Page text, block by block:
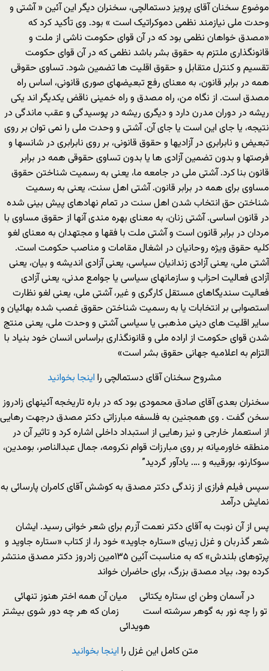
موضوع سخنان آقای پرویز دستمالچی، سخنران دیگر این آئین « آشتی و
وحدت ملی نیازمند نظمی دموکراتیک است » بود. وی تأکید کرد که
«مصدق خواهان نظمی بود که در آن قوای حکومت ناشی از ملت و
قانونگذاری ملتزم به حقوق بشر باشد نظمی که در آن قوای حکومت
تقسیم و کنترل متقابل و حقوق اقلیت ها تضمین شود. تساوی حقوقی
همه در برابر قانون، به معنای رفع تبعیضهای صوری قانونی، اساس راه
مصدق است. از نگاه من، راه مصدق و راه خمینی ناقض یکدیگر اند یکی
ریشه در دوران مدرن دارد و دیگری ریشه در پوسیدگی و عقب ماندگی در
نتیجه، یا جای این است یا جای آن. آشتی و وحدت ملی را نمی توان بر روی
تبعیض و نابرابری در آزادیها و حقوق قانونی، بر روی نابرابری در شانسها و
فرصتها و بدون تضمین آزادی ها یا بدون تساوی حقوقی همه در برابر
قانون بنا کرد. آشتی ملی در جامعه ما، یعنی به رسمیت شناختن حقوق
مساوی برای همه در برابر قانون. آشتی اهل سنت، یعنی به رسمیت
شناختن حق انتخاب شدن اهل سنت در تمام نهادهای پیش بینی شده
در قانون اساسی. آشتی زنان، به معنای بهره مندی آنها از حقوق مساوی با
مردان در برابر قانون است و آشتی ملت با فقها و مجتهدان به معنای لغو
کلیه حقوق ویژه روحانیان در اشغال مقامات و مناصب حکومت است.
آشتی ملی، یعنی آزادی زندانیان سیاسی، یعنی آزادی اندیشه و بیان، یعنی
آزادی فعالیت احزاب و سازمانهای سیاسی یا جوامع مدنی، یعنی آزادی
فعالیت سندیگاهای مستقل کارگری و غیر، آشتی ملی، یعنی لغو نظارت
استصوابی بر انتخابات یا به رسمیت شناختن حقوق غصب شده بهائیان و
سایر اقلیت های دینی مذهبی یا سیاسی آشتی و وحدت ملی، یعنی منتج
شدن قوای حکومت از اراده ملی و قانونگذاری براساس انسان خود بنیاد با
التزام به اعلامیه جهانی حقوق بشر است»
مشروح سخنان آقای دستمالچی را اینجا بخوانید
سخنران بعدی آقای صادق محمودی بود که در باره تاریخجه آئینهای زادروز
سخن گفت . وی همجنین به فلسفه مبارزاتی دکتر مصدق درجهت رهایی
از استعمار خارجی و نیز رهایی از استبداد داخلی اشاره کرد و تاثیر آن در
منطقه خاورمیانه بر روی مبارزات قوام نکرومه، جمال عبدالناصر، بومدین،
سوکارنو، بورقیبه و …. یادآور گردید”
سپس فیلم فرازی از زندگی دکتر مصدق به کوشش آقای کامران پارسائی به
نمایش درآمد
پس از آن نوبت به آقای دکتر نعمت آزرم برای شعر خوانی رسید. ایشان
شعر گذربان و غزل زیبای «ستاره جاوید» خود را، از کتاب «ستاره جاوید و
پرتوهای بلندش» که به مناسبت آئین ۱۳۵مین زادروز دکتر مصدق منتشر
کرده بود، بیاد مصدق بزرگ، برای حاضران خواند
در آسمان وطن ای ستاره یکتائی میان آن همه اختر هنوز تنهائی
تو را چه نور به گوهر سرشته است زمان که هر چه دور شوی بیشتر
هویدائی
متن کامل این غزل را اینجا بخوانید